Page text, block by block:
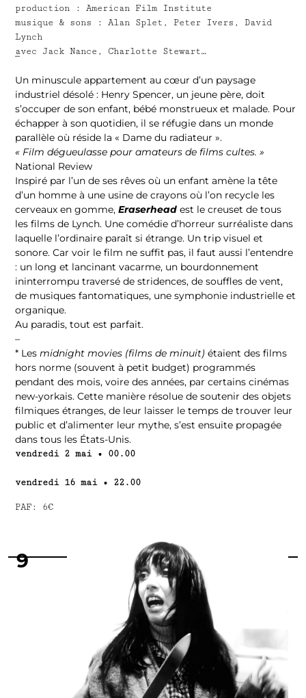
production : American Film Institute
musique & sons : Alan Splet, Peter Ivers, David
Lynch
avec Jack Nance, Charlotte Stewart…
–
Un minuscule appartement au cœur d’un paysage
industriel désolé : Henry Spencer, un jeune père, doit
s’occuper de son enfant, bébé monstrueux et malade. Pour
échapper à son quotidien, il se réfugie dans un monde
parallèle où réside la « Dame du radiateur ».
« Film dégueulasse pour amateurs de films cultes. »
National Review
Inspiré par l’un de ses rêves où un enfant amène la tête
d’un homme à une usine de crayons où l’on recycle les
cerveaux en gomme,Eraserhead est le creuset de tous
les films de Lynch. Une comédie d’horreur surréaliste dans
laquelle l’ordinaire paraît si étrange. Un trip visuel et
sonore. Car voir le film ne suffit pas, il faut aussi l’entendre
: un long et lancinant vacarme, un bourdonnement
ininterrompu traversé de stridences, de souffles de vent,
de musiques fantomatiques, une symphonie industrielle et
organique.
Au paradis, tout est parfait.
–
* Lesmidnight movies (films de minuit) étaient des films
hors norme (souvent à petit budget) programmés
pendant des mois, voire des années, par certains cinémas
new-yorkais. Cette manière résolue de soutenir des objets
filmiques étranges, de leur laisser le temps de trouver leur
public et d’alimenter leur mythe, s’est ensuite propagée
dans tous les États-Unis.
vendredi 2 mai • 00.00
vendredi 16 mai • 22.00
PAF: 6€
9